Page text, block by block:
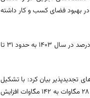
رفع موانع تولید به بیش از ۸۴ درصد، نقش مهمی در بهبود فضای کسب و کار داشته
وی در ادامه گفت: سهم اشتغال نیروهای تحصیلکرده از کل فرصت‌های شغلی ایجاد شده از کمتر از ۲۰ درصد در سال ۱۴۰۳ به حدود ۳۱ تا
تجدیدپذیر بیان کرد: با تشکیل
ستاد توسعه انرژی‌های تجدیدپذیر، ظرفیت نیروگاه‌های خورشیدی متصل به شبکه استان از حدود ۲۷ تا ۲۸ مگاوات به ۱۴۲ مگاوات افزایش